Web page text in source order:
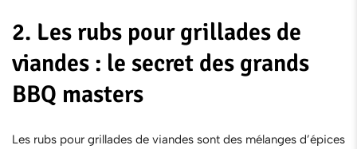
2. Les rubs pour grillades de
viandes : le secret des grands
BBQ masters
Les rubs pour grillades de viandes sont des mélanges d’épices